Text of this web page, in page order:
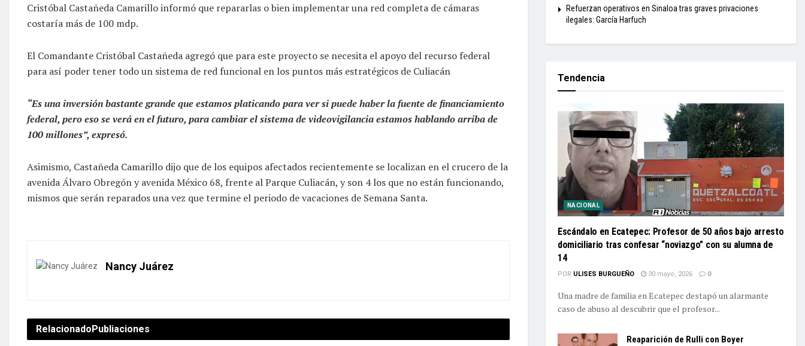
Cristóbal Castañeda Camarillo informó que repararlas o bien implementar una red completa de cámaras
costaría más de 100 mdp.
El Comandante Cristóbal Castañeda agregó que para este proyecto se necesita el apoyo del recurso federal
para así poder tener todo un sistema de red funcional en los puntos más estratégicos de Culiacán
“Es una inversión bastante grande que estamos platicando para ver si puede haber la fuente de financiamiento
federal, pero eso se verá en el futuro, para cambiar el sistema de videovigilancia estamos hablando arriba de
100 millones”, expresó.
Asimismo, Castañeda Camarillo dijo que de los equipos afectados recientemente se localizan en el crucero de la
avenida Álvaro Obregón y avenida México 68, frente al Parque Culiacán, y son 4 los que no están funcionando,
mismos que serán reparados una vez que termine el periodo de vacaciones de Semana Santa.
Nancy Juárez
RelacionadoPubliaciones
Refuerzan operativos en Sinaloa tras graves privaciones
ilegales: García Harfuch
Tendencia
NACIONAL
Escándalo en Ecatepec: Profesor de 50 años bajo arresto
domiciliario tras confesar “noviazgo” con su alumna de
14
POR ULISES BURGUEÑO 30 mayo, 2026 0
Una madre de familia en Ecatepec destapó un alarmante
caso de abuso al descubrir que el profesor...
Reaparición de Rulli con Boyer